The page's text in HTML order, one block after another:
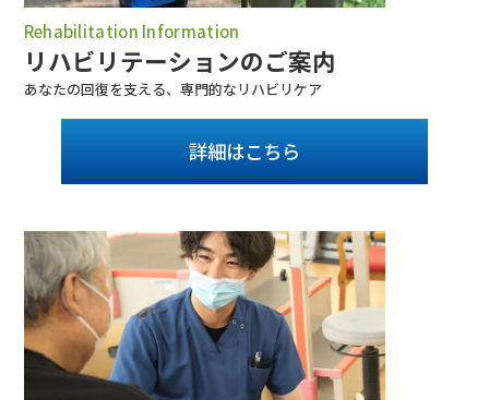
Rehabilitation Information
リハビリテーションのご案内
あなたの回復を支える、専門的なリハビリケア
詳細はこちら